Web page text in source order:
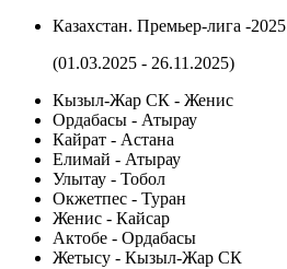
Казахстан. Премьер-лига -2025
(01.03.2025 - 26.11.2025)
Кызыл-Жар СК - Женис
Ордабасы - Атырау
Кайрат - Астана
Елимай - Атырау
Улытау - Тобол
Окжетпес - Туран
Женис - Кайсар
Актобе - Ордабасы
Жетысу - Кызыл-Жар СК